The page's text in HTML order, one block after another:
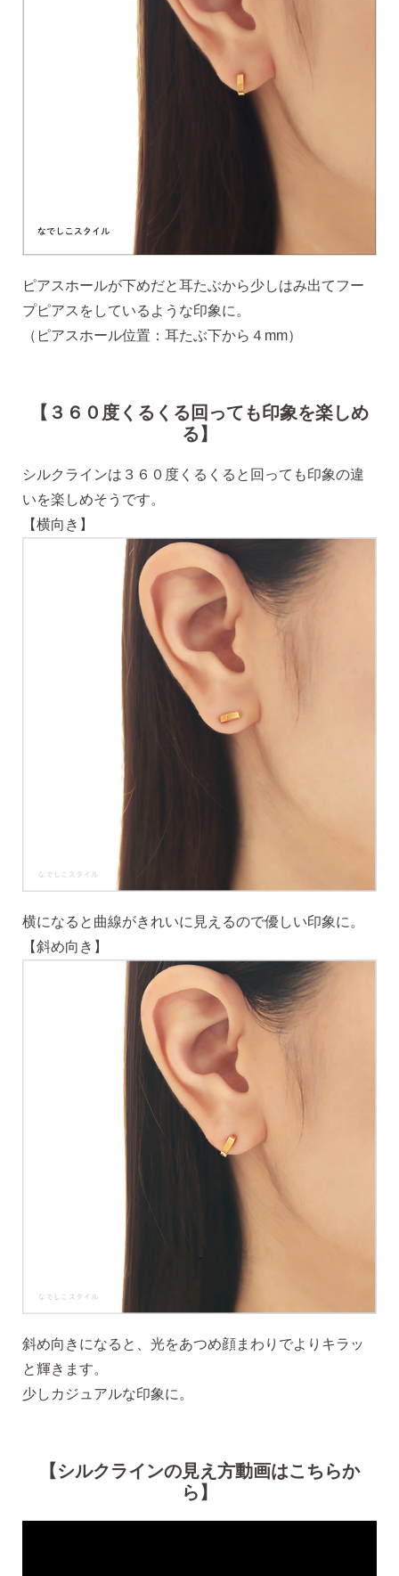
ピアスホールが下めだと耳たぶから少しはみ出てフー
プピアスをしているような印象に。
（ピアスホール位置：耳たぶ下から４mm）
【３６０度くるくる回っても印象を楽しめ
る】
シルクラインは３６０度くるくると回っても印象の違
いを楽しめそうです。
【横向き】
横になると曲線がきれいに見えるので優しい印象に。
【斜め向き】
斜め向きになると、光をあつめ顔まわりでよりキラッ
と輝きます。
少しカジュアルな印象に。
【シルクラインの見え方動画はこちらか
ら】